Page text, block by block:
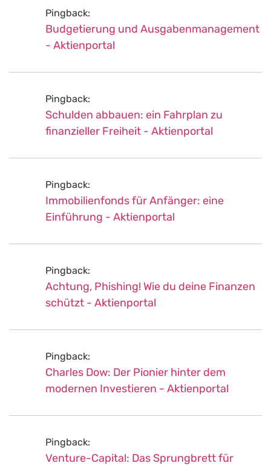
Pingback:
Budgetierung und Ausgabenmanagement
- Aktienportal
Pingback:
Schulden abbauen: ein Fahrplan zu
finanzieller Freiheit - Aktienportal
Pingback:
Immobilienfonds für Anfänger: eine
Einführung - Aktienportal
Pingback:
Achtung, Phishing! Wie du deine Finanzen
schützt - Aktienportal
Pingback:
Charles Dow: Der Pionier hinter dem
modernen Investieren - Aktienportal
Pingback:
Venture-Capital: Das Sprungbrett für